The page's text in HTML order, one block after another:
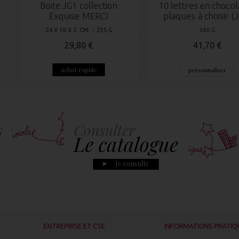
Boite JG1 collection
Exquise MERCI
24 X 10 X 2 CM - 235 G
29,80 €
achat rapide
10 lettres en
plaques à choisir
360 G
41,70 €
personnaliser
Le catalogue
Je consulte
ENTREPRISE ET CSE INFORMATIONS